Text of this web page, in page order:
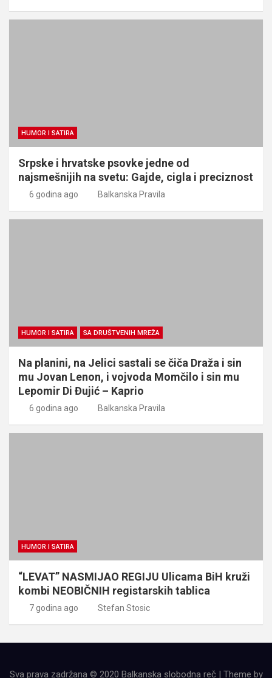
HUMOR I SATIRA
Srpske i hrvatske psovke jedne od
najsmešnijih na svetu: Gajde, cigla i preciznost
6 godina ago Balkanska Pravila
HUMOR I SATIRA SA DRUŠTVENIH MREŽA
Na planini, na Jelici sastali se čiča Draža i sin
mu Jovan Lenon, i vojvoda Momčilo i sin mu
Lepomir Di Đujić – Kaprio
6 godina ago Balkanska Pravila
HUMOR I SATIRA
“LEVAT” NASMIJAO REGIJU Ulicama BiH kruži
kombi NEOBIČNIH registarskih tablica
7 godina ago Stefan Stosic
Sva prava zadržana © 2020 Balkanska slobodna reč | Theme by